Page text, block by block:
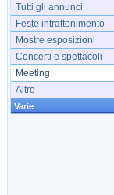
Tutti gli annunci
Feste intrattenimento
Mostre esposizioni
Concerti e spettacoli
Meeting
Altro
Varie